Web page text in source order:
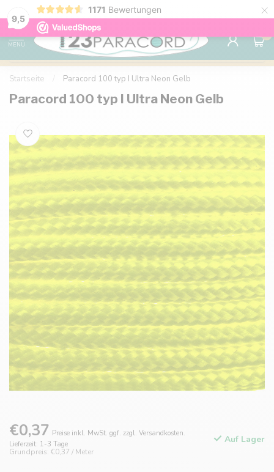
9,5
1171 Bewertungen ×
Kostenlose Lieferung nach Hause ab 150 €
MENU
0
Startseite Paracord 100 typ I Ultra Neon Gelb
Paracord 100 typ I Ultra Neon Gelb
€0,37 Preise inkl. MwSt. ggf. zzgl. Versandkosten.
Lieferzeit: 1-3 Tage
Grundpreis: €0,37 / Meter
Auf Lager